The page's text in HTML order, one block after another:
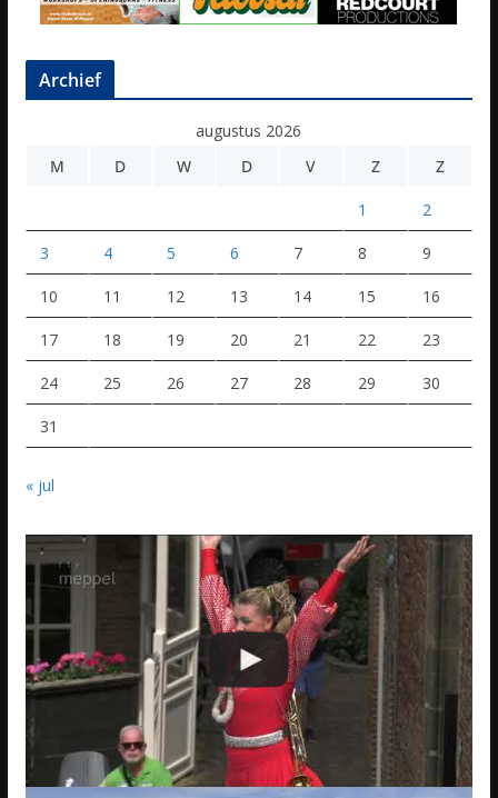
Archief
augustus 2026
M
D W D V Z Z
1 2
3 4 5 6 7 8 9
10 11 12 13 14 15 16
17 18 19 20 21 22 23
24 25 26 27 28 29 30
31
« jul